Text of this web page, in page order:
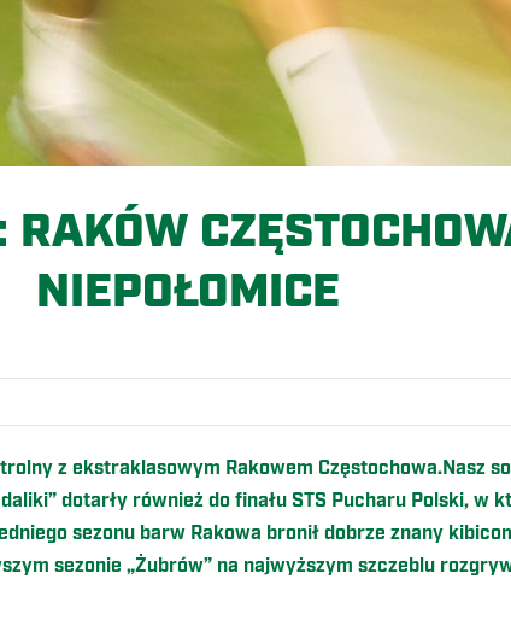
NIEPOŁOMICE
z ekstraklasowym Rakowem Częstochowa.Nasz
dotarły również do finału STS Pucharu Polski, w
sezonu barw Rakowa bronił dobrze znany
sezonie „Żubrów” na najwyższym szczeblu